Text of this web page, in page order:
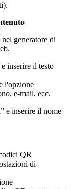
generatore di
inserire il testo
l'opzione
e-mail, ecc.
e inserire il nome
QR
di